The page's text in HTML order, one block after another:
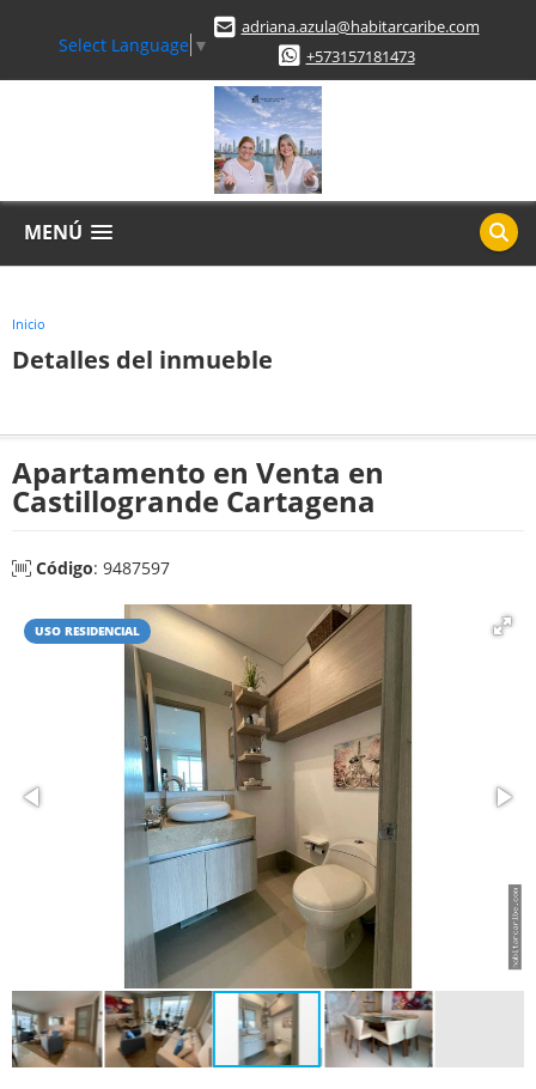
Select Language ▼
adriana.azula@habitarcaribe.com
+573157181473
MENÚ
Inicio
Detalles del inmueble
Apartamento en Venta en
Castillogrande Cartagena
Código: 9487597
USO RESIDENCIAL